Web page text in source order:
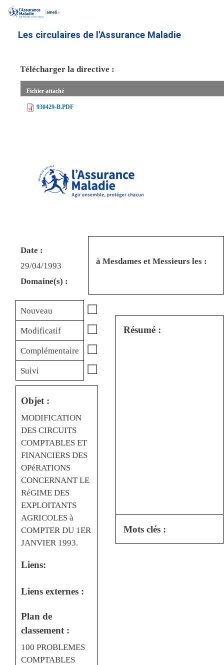
contenu
Les circulaires de l'Assurance Maladie
Télécharger la directive :
Fichier attaché
930429-B.PDF
Date :
29/04/1993
Domaine(s) :
à Mesdames et Messieurs les :
Nouveau ☐
Modificatif ☐
Complémentaire ☐
Suivi ☐
Objet :
MODIFICATION
DES CIRCUITS
COMPTABLES ET
FINANCIERS DES
OPéRATIONS
CONCERNANT LE
RéGIME DES
EXPLOITANTS
AGRICOLES à
COMPTER DU 1ER
JANVIER 1993.
Liens:
Liens externes :
Plan de
classement :
100 PROBLEMES
COMPTABLES
Résumé :
Mots clés :